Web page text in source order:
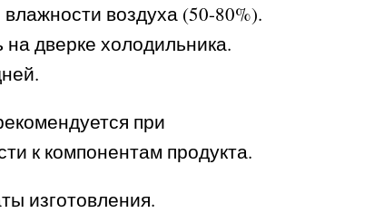
воздуха (50-80%).
дверке холодильника.
при
к компонентам продукта.
изготовления.